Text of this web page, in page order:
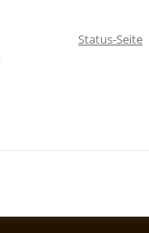
Status-Seite